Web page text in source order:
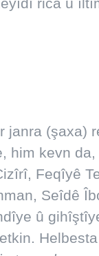
janra (şaxa)
him kevn
Feqîyê
Seîdê
û